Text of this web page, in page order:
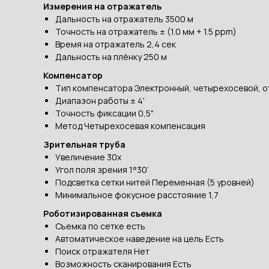
Измерения на отражатель
Дальность на отражатель 3500 м
Точность на отражатель ± (1.0 мм + 1.5 ppm)
Время на отражатель 2,4 сек
Дальность на плёнку 250 м
Компенсатор
Тип компенсатора Электронный, четырехосевой,
Диапазон работы ± 4'
Точность фиксации 0,5"
Метод Четырехосевая компенсация
Зрительная труба
Увеличение 30х
Угол поля зрения 1°30’
Подсветка сетки нитей Переменная (5 уровней)
Минимальное фокусное расстояние 1,7
Роботизированная съемка
Съемка по сетке есть
Автоматическое наведение на цель Есть
Поиск отражателя Нет
Возможность сканирования Есть